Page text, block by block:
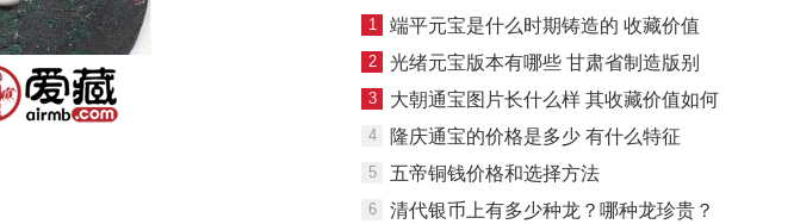
1 端平元宝是什么时期铸造的 收藏价值
2 光绪元宝版本有哪些 甘肃省制造版别
3 大朝通宝图片长什么样 其收藏价值如何
4 隆庆通宝的价格是多少 有什么特征
5 五帝铜钱价格和选择方法
6 清代银币上有多少种龙？哪种龙珍贵？